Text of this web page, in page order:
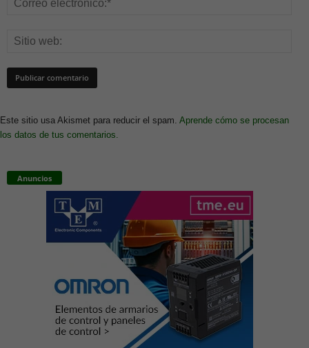
Este sitio usa Akismet para reducir el spam. Aprende cómo se procesan
los datos de tus comentarios.
Anuncios